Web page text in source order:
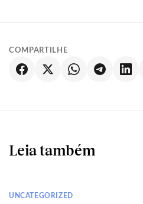
COMPARTILHE
Leia também
UNCATEGORIZED